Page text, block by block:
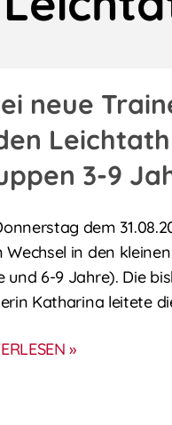
neue
3-9
dem
Wechsel in den
und 6-9 Jahre). Die
Katharina leitete
»